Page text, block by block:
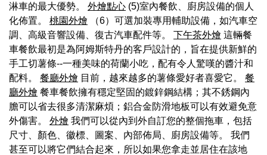
淋車的最大優勢。 外燴點心 (5)室內餐飲、廚房設備的個人
化佈置。 桃園外燴 （6）可選加裝專用輔助設備，如汽車空
調、高級音響設備、復古汽車配件等。 下午茶外燴 這輛餐
車餐飲最初是為阿姆斯特丹的客戶設計的，旨在提供新鮮的
手工切薯條--一種美味的荷蘭小吃，配有令人驚嘆的醬汁和
配料。 餐廳外燴 目前，越來越多的薯條愛好者喜愛它。 餐
廳外燴 餐車餐飲擁有穩定堅固的鍍鋅鋼結構；其不銹鋼內
膽可以省去很多清潔麻煩；鋁合金防滑地板可以有效避免意
外傷害。 外燴 我們可以從內到外自訂您的整個拖車，包括
尺寸、顏色、徽標、圖案、內部佈局、廚房設備等。 我們
甚至可以將它們結合起來，所以如果您拿走並居住在該地